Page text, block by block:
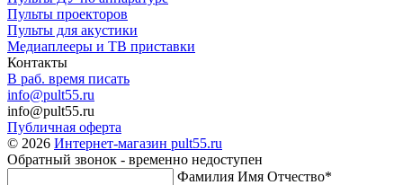
Пульты проекторов
Пульты для акустики
Медиаплееры и ТВ приставки
Контакты
В раб. время писать
info@pult55.ru
info@pult55.ru
Публичная оферта
© 2026 Интернет-магазин pult55.ru
Обратный звонок - временно недоступен
Фамилия Имя Отчество*